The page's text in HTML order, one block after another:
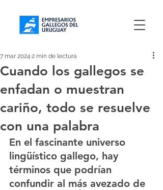
Cuando los gallegos se
enfadan o muestran
cariño, todo se resuelve
con una palabra
7 mar 2024 2 min de lectura
En el fascinante universo
lingüístico gallego, hay
términos que podrían
confundir al más avezado de